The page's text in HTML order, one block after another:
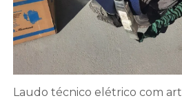
Laudo técnico elétrico com art